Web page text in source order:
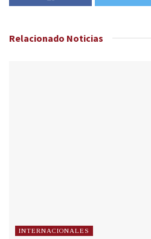
Relacionado Noticias
INTERNACIONALES